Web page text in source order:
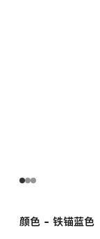
颜色 - 铁锚蓝色